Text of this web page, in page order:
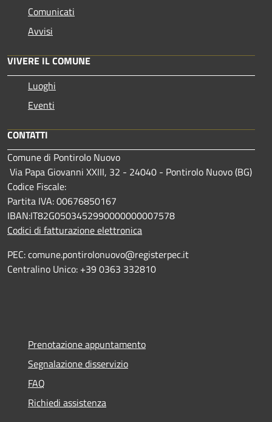
Comunicati
Avvisi
VIVERE IL COMUNE
Luoghi
Eventi
CONTATTI
Comune di Pontirolo Nuovo
Via Papa Giovanni XXIII, 32 - 24040 - Pontirolo Nuovo (BG)
Codice Fiscale:
Partita IVA: 00676850167
IBAN:IT82G0503452990000000007578
Codici di fatturazione elettronica
PEC: comune.pontirolonuovo@registerpec.it
Centralino Unico: +39 0363 332810
Prenotazione appuntamento
Segnalazione disservizio
FAQ
Richiedi assistenza